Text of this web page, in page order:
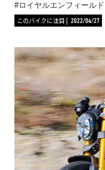
ロイヤルエンフィールド
このバイクに注目
2022/04/27